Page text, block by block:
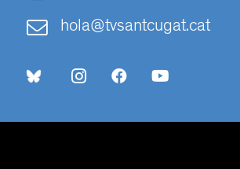
hola@tvsantcugat.cat